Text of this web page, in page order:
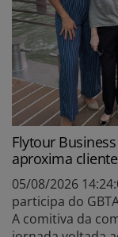
Flytour
aproxima
05/08/2026
participa do
A comitiva da